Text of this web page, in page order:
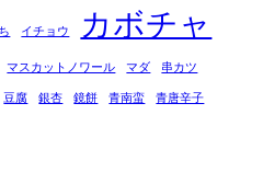
イチョウ カボチャ
マスカットノワール マダ 串カツ
豆腐 銀杏 鏡餅 青南蛮 青唐辛子